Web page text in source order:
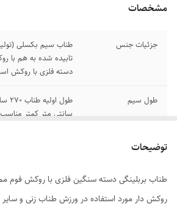
مشخصات
جزئیات جنس
طناب سیم بکسلی
تابیده شده به هم با
دسته فلزی با روکش
طول سیم
سانتی متر کمتر مناسب
رنگ بندی
توضیحات
طناب بربلینگی دسته سنگین فلزی با روکش فوم
روکش دار مورد استفاده در ورزش طناب زنی و